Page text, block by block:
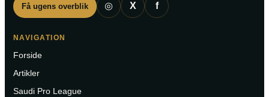
Få ugens overblik ◎ X f
NAVIGATION
Forside
Artikler
Saudi Pro League